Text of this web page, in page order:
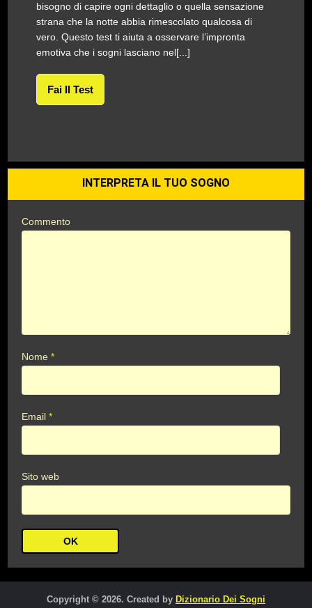
bisogno di capire ogni dettaglio o quella sensazione
strana che la notte abbia rimescolato qualcosa di
vero. Questo test ti aiuta a osservare l’impronta
emotiva che i sogni lasciano nel[...]
Fai Il Test
INTERPRETA IL TUO SOGNO
Commento
Nome*
Email*
Sito web
Copyright © 2026. Created by Dizionario Dei Sogni